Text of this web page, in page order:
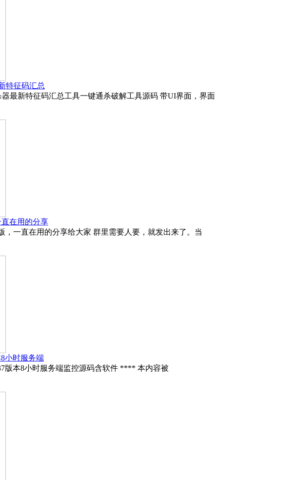
特征码汇总
最新特征码汇总工具一键通杀破解工具源码 带UI界面，界面
直在用的分享
，一直在用的分享给大家 群里需要人要，就发出来了。当
小时服务端
版本8小时服务端监控源码含软件 **** 本内容被